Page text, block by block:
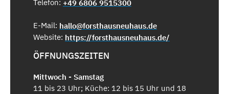
Telefon: +49 6806 9515300
E-Mail: hallo@forsthausneuhaus.de
Website: https://forsthausneuhaus.de/
ÖFFNUNGSZEITEN
Mittwoch - Samstag
11 bis 23 Uhr; Küche: 12 bis 15 Uhr und 18